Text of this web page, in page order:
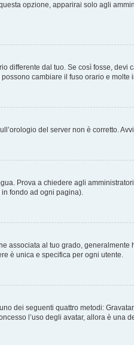
opzione, apparirai solo agli
differente dal tuo. Se così fosse,
cambiare il fuso orario e molte
del server non è corretto.
Prova a chiedere agli
fondo ad ogni pagina).
associata al tuo grado,
è unica e specifica per ogni utente.
dei seguenti quattro metodi:
l’uso degli avatar, allora è una